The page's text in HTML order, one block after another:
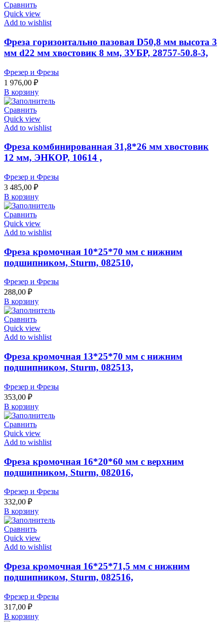
Сравнить
Quick view
Add to wishlist
Фреза горизонтально пазовая D50,8 мм высота 3
мм d22 мм хвостовик 8 мм, ЗУБР, 28757-50.8-3,
Фрезер и Фрезы
1 976,00 ₽
В корзину
Сравнить
Quick view
Add to wishlist
Фреза комбинированная 31,8*26 мм хвостовик
12 мм, ЭНКОР, 10614 ,
Фрезер и Фрезы
3 485,00 ₽
В корзину
Сравнить
Quick view
Add to wishlist
Фреза кромочная 10*25*70 мм с нижним
подшипником, Sturm, 082510,
Фрезер и Фрезы
288,00 ₽
В корзину
Сравнить
Quick view
Add to wishlist
Фреза кромочная 13*25*70 мм с нижним
подшипником, Sturm, 082513,
Фрезер и Фрезы
353,00 ₽
В корзину
Сравнить
Quick view
Add to wishlist
Фреза кромочная 16*20*60 мм с верхним
подшипником, Sturm, 082016,
Фрезер и Фрезы
332,00 ₽
В корзину
Сравнить
Quick view
Add to wishlist
Фреза кромочная 16*25*71,5 мм с нижним
подшипником, Sturm, 082516,
Фрезер и Фрезы
317,00 ₽
В корзину